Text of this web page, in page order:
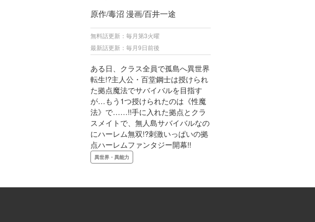
原作/毒沼 漫画/百井一途
無料話更新：毎月第3火曜
最新話更新：毎月9日前後
ある日、クラス全員で孤島へ異世界
転生!?主人公・百堂鋼士は授けられ
た拠点魔法でサバイバルを目指す
が…もう1つ授けられたのは《性魔
法》で……!!手に入れた拠点とクラ
スメイトで、無人島サバイバルなの
にハーレム無双!?刺激いっぱいの拠
点ハーレムファンタジー開幕!!
異世界・異能力